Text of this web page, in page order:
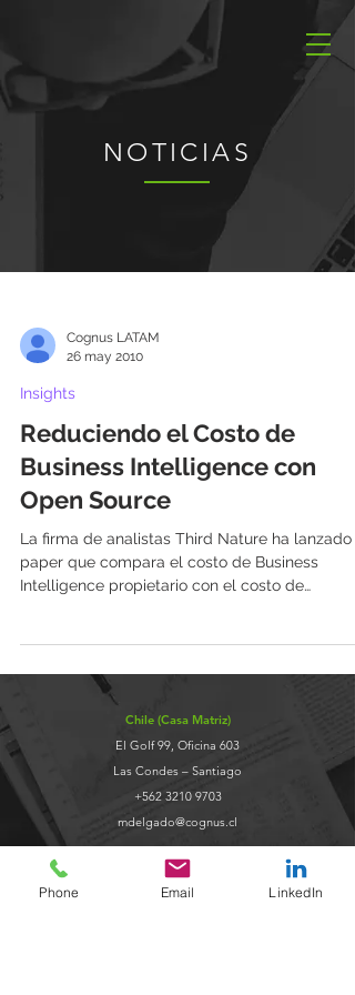
NOTICIAS
Cognus LATAM
26 may 2010
Insights
Reduciendo el Costo de
Business Intelligence con
Open Source
La firma de analistas Third Nature ha lanzado
paper que compara el costo de Business
Intelligence propietario con el costo de
Chile (Casa Matriz)
El Golf 99, Oficina 603
Las Condes – Santiago
+562 3210 9703
mdelgado@cognus.cl
Uruguay
Phone Email LinkedIn